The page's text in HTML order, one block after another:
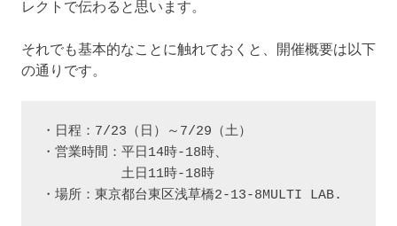
レクトで伝わると思います。
それでも基本的なことに触れておくと、開催概要は以下
の通りです。
・日程：7/23（日）～7/29（土）
・営業時間：平日14時-18時、
・場所：東京都台東区浅草橋2-13-8MULTI LAB.